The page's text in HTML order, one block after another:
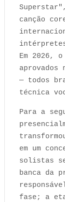
canção
Em 2026,
— todos
técnica
Para a
em um
solistas
banca da
fase; a